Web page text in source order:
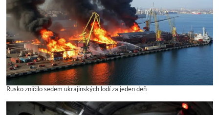
Rusko zničilo sedem ukrajinských lodí za jeden deň